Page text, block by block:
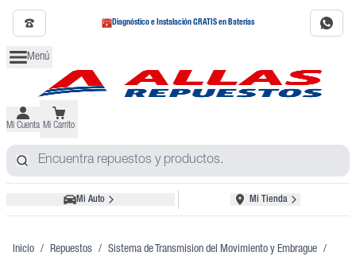
Diagnóstico e Instalación GRATIS en Baterías
Menú
Mi Cuenta Mi Carrito
Mi Auto Mi Tienda
Inicio / Repuestos / Sistema de Transmision del Movimiento y Embrague /